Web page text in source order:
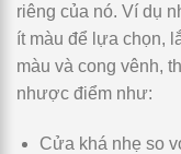
riêng của nó. Ví dụ
ít màu để lựa chọn,
màu và cong vênh,
nhược điểm như:
Cửa khá nhẹ so